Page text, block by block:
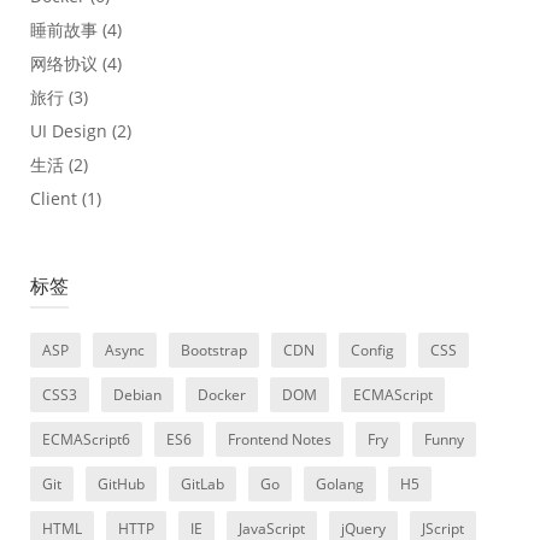
睡前故事 (4)
网络协议 (4)
旅行 (3)
UI Design (2)
生活 (2)
Client (1)
标签
ASP Async Bootstrap CDN Config CSS
CSS3 Debian Docker DOM ECMAScript
ECMAScript6 ES6 Frontend Notes Fry Funny
Git GitHub GitLab Go Golang H5
HTML HTTP IE JavaScript jQuery JScript